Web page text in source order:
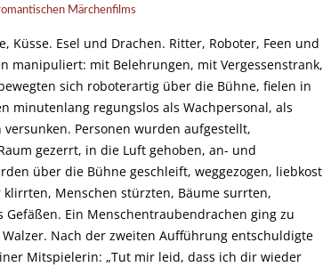
Märchenfilms
Küsse. Esel und Drachen. Ritter, Roboter, Feen und
manipuliert: mit Belehrungen, mit Vergessenstrank,
sich roboterartig über die Bühne, fielen in
minutenlang regungslos als Wachpersonal, als
Personen wurden aufgestellt,
gezerrt, in die Luft gehoben, an- und
über die Bühne geschleift, weggezogen, liebkost
Menschen stürzten, Bäume surrten,
Gefäßen. Ein Menschentraubendrachen ging zu
Nach der zweiten Aufführung entschuldigte
Mitspielerin: „Tut mir leid, dass ich dir wieder